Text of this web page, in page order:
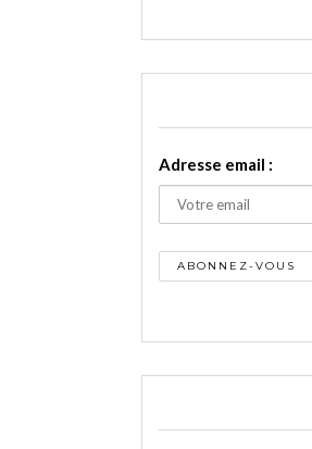
Adresse email :